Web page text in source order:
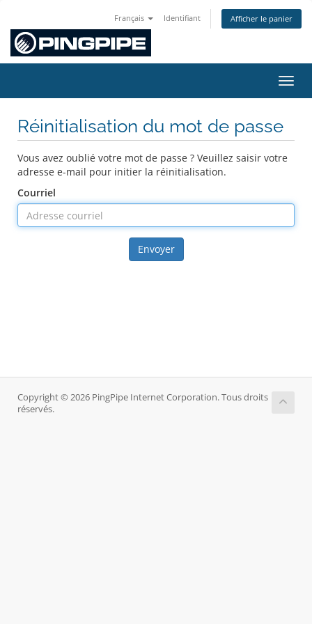
Français Identifiant Afficher le panier
Réinitialisation du mot de passe
Vous avez oublié votre mot de passe ? Veuillez saisir votre
adresse e-mail pour initier la réinitialisation.
Courriel
Envoyer
Copyright © 2026 PingPipe Internet Corporation. Tous droits
réservés.